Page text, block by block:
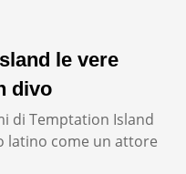
le vere
divo
di Temptation Island
latino come un attore